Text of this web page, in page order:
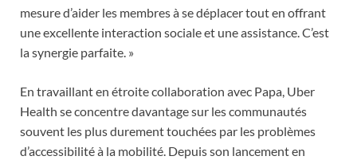
mesure d’aider les membres à se déplacer tout en offrant
une excellente interaction sociale et une assistance. C’est
la synergie parfaite. »
En travaillant en étroite collaboration avec Papa, Uber
Health se concentre davantage sur les communautés
souvent les plus durement touchées par les problèmes
d’accessibilité à la mobilité. Depuis son lancement en